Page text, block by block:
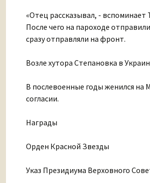
«Отец рассказывал, -
После чего на пароходе
сразу отправляли на фронт.
Возле хутора Степановка в
В послевоенные годы женился
согласии.
Награды
Орден Красной Звезды
Указ Президиума Верховного